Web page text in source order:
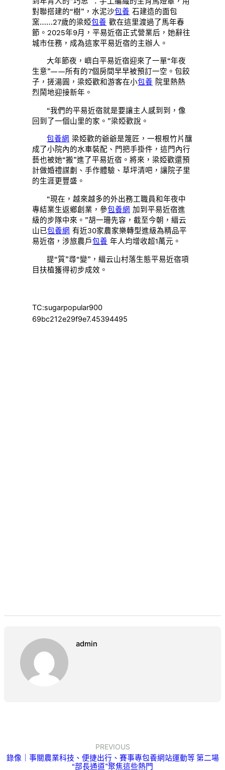
對聯搭建的“樹”，水泥沙包養 石建造的面包
窯……27歲的梁婭包養 歡在這里渡過了馬年春
節。2025年9月，平易近宿正式營業后，她辭往
城市任務，成為這家平易近宿的主辦人。
大年節夜，嶼白平易近宿迎來了一單“年夜
生意”——所有的7個房間早早被預訂一空。包餃
子，搓湯圓，梁婭歡和游客在小包養 院里熱熱
烈鬧地迎接新年。
“我們的平易近宿就是要讓主人感到到，像
回到了一個山里的家。”梁婭歡說。
包養網 梁婭歡的爺爺是篾匠，一根根竹片釀
成了小院內的水車裝配、門把手掛件，這門內行
藝也被她“搬”進了平易近宿。將來，梁婭歡還預
計做婚禮謀劃、手作體驗、草坪清吧，讓院子里
的生涯更豐盛。
“現在，越來越多的外出務工職員和年夜中
專結業生返鄉創業，參包養網 加到平易近宿進
級的步隊中來。”胡一珊先容，截至今朝，縉云
山已包養網 有近30家農家樂轉型進級為精品平
易近宿，涉旅農戶包養 年人均增收超1萬元。
提“質”尋“變”，縉云山村落生態平易近宿項
目扶植獲得初步成效。
TC:sugarpopular900
69bc212e29f9e7.45394495
admin
PREVIOUS
錄像｜事關農業科技、便捷出行、賽事專包養網站運動等 第二場
“部長通道”聚焦這些熱門